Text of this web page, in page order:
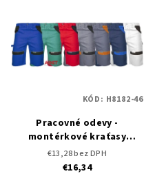
Pracovné odevy -
montérkové kraťasy
ARDON COOL TREND
€13,28 bez DPH
€16,34
KÓD: H8182-46